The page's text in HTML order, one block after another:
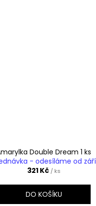
Double Dream 1 ks
- odesíláme od
321 Kč / ks
DO KOŠÍKU